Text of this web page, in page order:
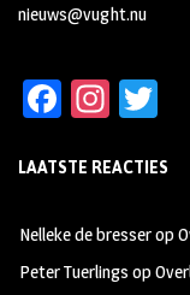
nieuws@vught.nu
Fa
b
oo
k
In
ag
m
tt
LAATSTE REACTIES
Nelleke de bresserop
Peter Tuerlings op